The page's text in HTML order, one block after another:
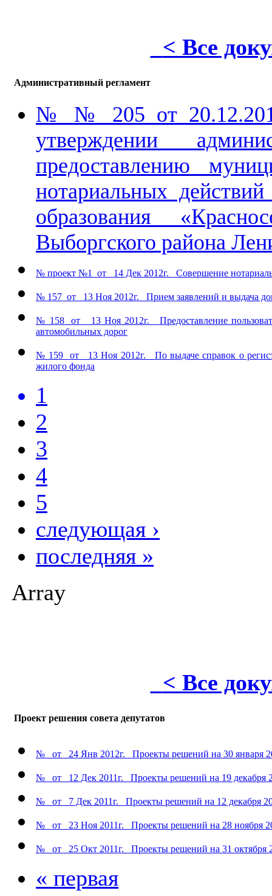
< Все
Административный регламент
№ № 205 от
утверждении
предоставлению
нотариальных
образования
Выборгского района
№ проект №1 от 14 Дек 2012г. Совершение
№ 157 от 13 Ноя 2012г. Прием заявлений и выдача
№ 158 от 13 Ноя 2012г. Предоставление
автомобильных дорог
№ 159 от 13 Ноя 2012г. По выдаче справок о
жилого фонда
1
2
3
4
5
следующая ›
последняя »
Array
< Все
Проект решения совета депутатов
№ от 24 Янв 2012г. Проекты решений на 30 января
№ от 12 Дек 2011г. Проекты решений на 19 декабря
№ от 7 Дек 2011г. Проекты решений на 12 декабря
№ от 23 Ноя 2011г. Проекты решений на 28 ноября
№ от 25 Окт 2011г. Проекты решений на 31 октября
« первая